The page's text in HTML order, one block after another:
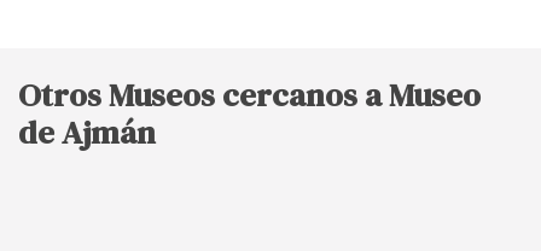
Otros Museos cercanos a Museo
de Ajmán